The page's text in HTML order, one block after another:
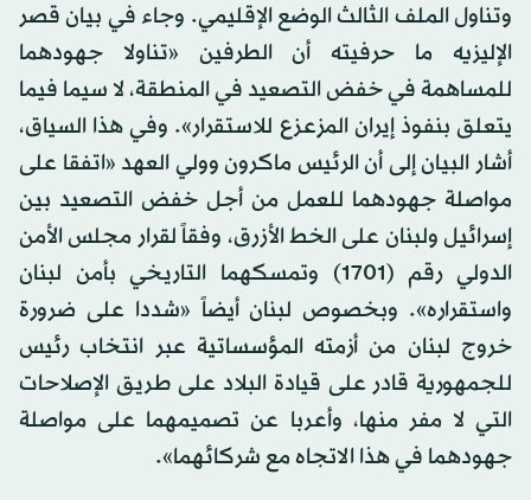
وتناول الملف الثالث الوضع الإقليمي. وجاء في بيان قصر
الإليزيه ما حرفيته أن الطرفين «تناولا جهودهما
للمساهمة في خفض التصعيد في المنطقة، لا سيما فيما
يتعلق بنفوذ إيران المزعزع للاستقرار». وفي هذا السياق،
أشار البيان إلى أن الرئيس ماكرون وولي العهد «اتفقا على
مواصلة جهودهما للعمل من أجل خفض التصعيد بين
إسرائيل ولبنان على الخط الأزرق، وفقاً لقرار مجلس الأمن
الدولي رقم (1701) وتمسكهما التاريخي بأمن لبنان
واستقراره». وبخصوص لبنان أيضاً «شددا على ضرورة
خروج لبنان من أزمته المؤسساتية عبر انتخاب رئيس
للجمهورية قادر على قيادة البلاد على طريق الإصلاحات
التي لا مفر منها، وأعربا عن تصميمهما على مواصلة
جهودهما في هذا الاتجاه مع شركائهما».